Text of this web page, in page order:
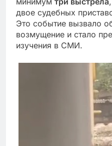
двое судебных
Это событие вызвало
возмущение и стало
изучения в СМИ.